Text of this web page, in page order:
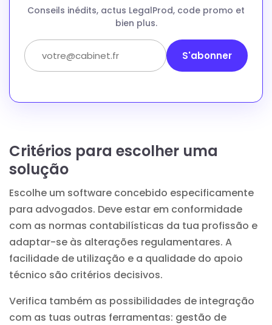
Conseils inédits, actus LegalProd, code promo et
bien plus.
S'abonner
Critérios para escolher uma
solução
Escolhe um software concebido especificamente
para advogados. Deve estar em conformidade
com as normas contabilísticas da tua profissão e
adaptar-se às alterações regulamentares. A
facilidade de utilização e a qualidade do apoio
técnico são critérios decisivos.
Verifica também as possibilidades de integração
com as tuas outras ferramentas: gestão de